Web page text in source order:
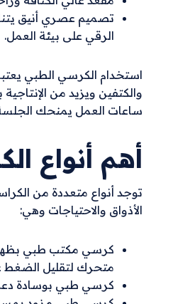
تصميم عصري أنيق
الرقي على بيئة العمل.
استخدام الكرسي الطبي
والكتفين ويزيد من
ساعات العمل يمنحك
أهم أنواع
توجد أنواع متعددة من
الأذواق والاحتياجات وهي:
كرسي مكتب طبي بظهر
متحرك لتقليل الضغط
كرسي طبي بوسادة